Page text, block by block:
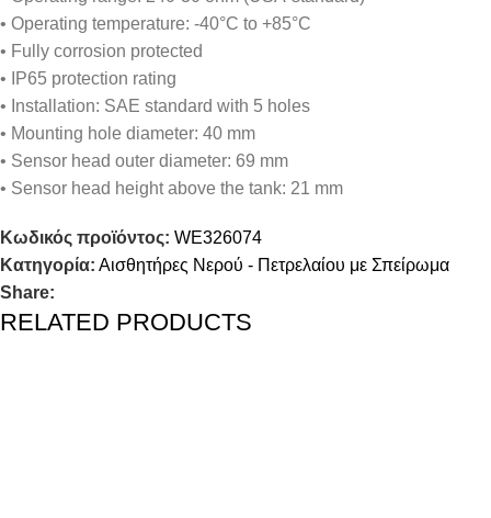
• Operating temperature: -40°C to +85°C
• Fully corrosion protected
• IP65 protection rating
• Installation: SAE standard with 5 holes
• Mounting hole diameter: 40 mm
• Sensor head outer diameter: 69 mm
• Sensor head height above the tank: 21 mm
Κωδικός προϊόντος: WE326074
Κατηγορία: Αισθητήρες Νερού - Πετρελαίου με Σπείρωμα
Share:
RELATED PRODUCTS